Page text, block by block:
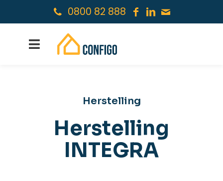
0800 82 888
Herstelling
Herstelling
INTEGRA